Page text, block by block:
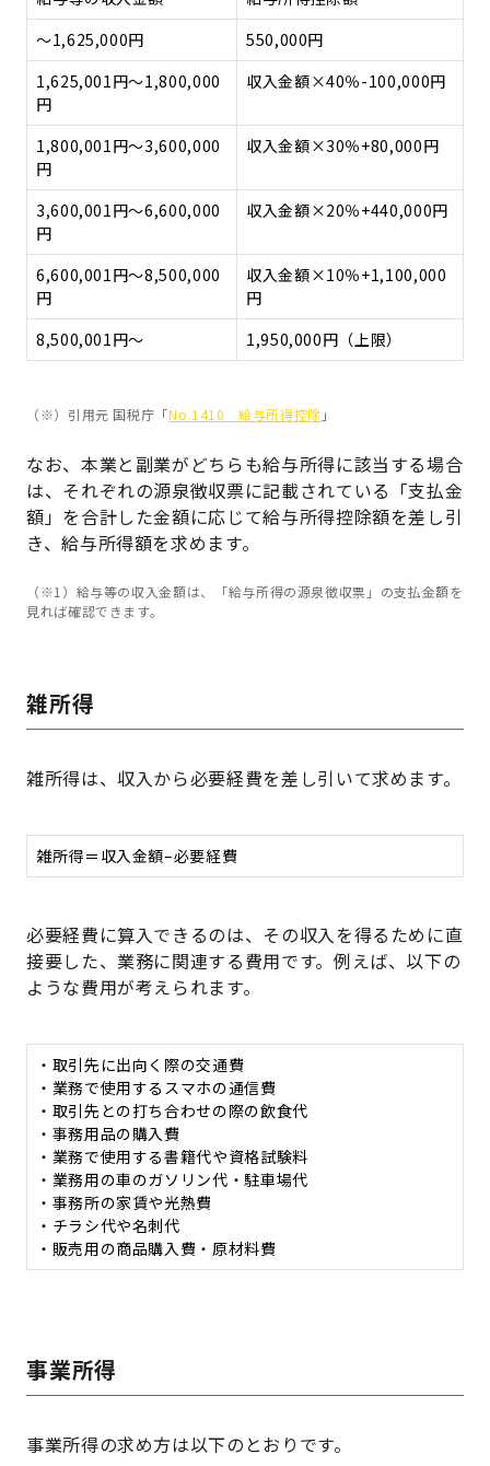
～1,625,000円
550,000円
1,625,001円～1,800,000
円
収入金額×40％-100,000円
1,800,001円～3,600,000
円
収入金額×30％+80,000円
3,600,001円～6,600,000
円
収入金額×20％+440,000円
6,600,001円～8,500,000
円
収入金額×10％+1,100,000
円
8,500,001円～
1,950,000円（上限）
（※）引用元 国税庁「No.1410 給与所得控除 」
なお、本業と副業がどちらも給与所得に該当する場合
は、それぞれの源泉徴収票に記載されている「支払金
額」を合計した金額に応じて給与所得控除額を差し引
き、給与所得額を求めます。
（※1）給与等の収入金額は、「給与所得の源泉徴収票」の支払金額を
見れば確認できます。
雑所得
雑所得は、収入から必要経費を差し引いて求めます。
雑所得＝収入金額–必要経費
必要経費に算入できるのは、その収入を得るために直
接要した、業務に関連する費用です。例えば、以下の
ような費用が考えられます。
・取引先に出向く際の交通費
・業務で使用するスマホの通信費
・取引先との打ち合わせの際の飲⾷代
・事務用品の購入費
・業務で使用する書籍代や資格試験料
・業務用の車のガソリン代・駐車場代
・事務所の家賃や光熱費
・チラシ代や名刺代
・販売用の商品購入費・原材料費
事業所得
事業所得の求め方は以下のとおりです。